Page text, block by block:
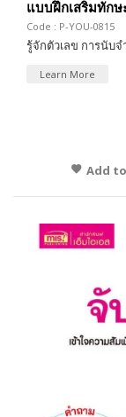
แบบฝึกเสริมทัก
Code : P-YOU-0815
รู้จักตัวเลข การนับ
Learn More
Add